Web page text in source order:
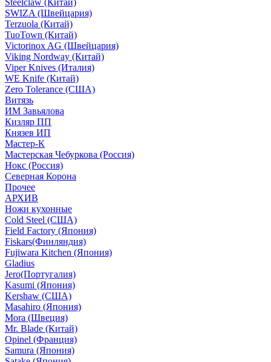
Steelclaw (Китай)
SWIZA (Швейцария)
Terzuola (Китай)
TuoTown (Китай)
Victorinox AG (Швейцария)
Viking Nordway (Китай)
Viper Knives (Италия)
WE Knife (Китай)
Zero Tolerance (США)
Витязь
ИМ Завьялова
Кизляр ПП
Князев ИП
Мастер-К
Мастерская Чебуркова (Россия)
Нокс (Россия)
Северная Корона
Прочее
АРХИВ
Ножи кухонные
Cold Steel (США)
Field Factory (Япония)
Fiskars(Финляндия)
Fujiwara Kitchen (Япония)
Gladius
Jero(Португалия)
Kasumi (Япония)
Kershaw (США)
Masahiro (Япония)
Mora (Швеция)
Mr. Blade (Китай)
Opinel (Франция)
Samura (Япония)